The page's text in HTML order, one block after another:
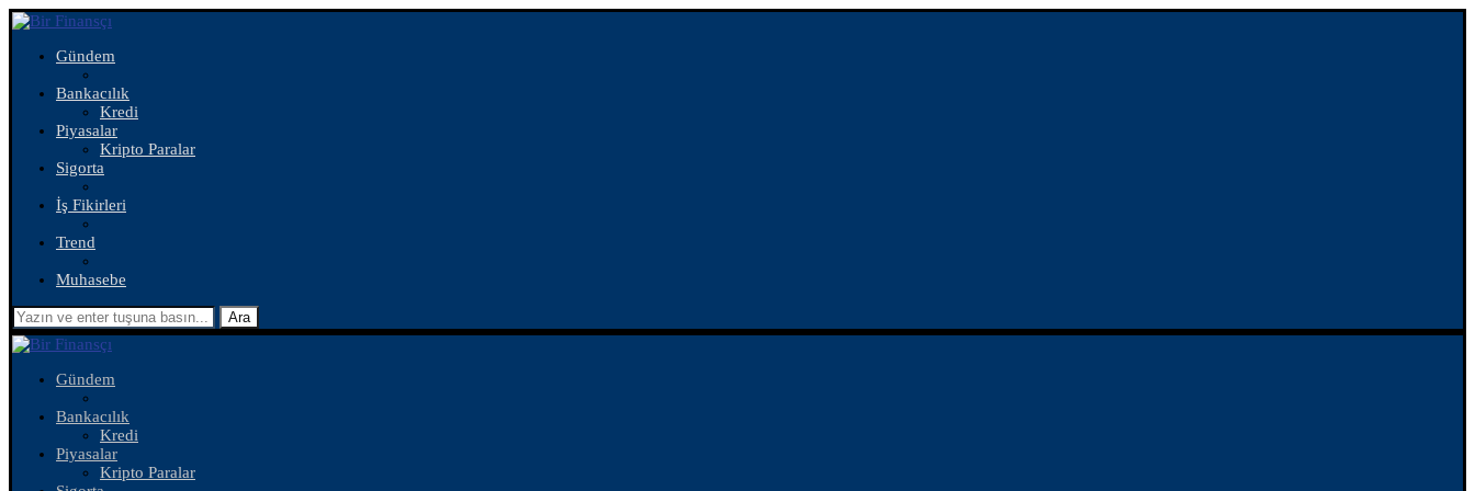
Gündem
Bankacılık
Kredi
Piyasalar
Kripto Paralar
Sigorta
İş Fikirleri
Trend
Muhasebe
Ara
Gündem
Bankacılık
Kredi
Piyasalar
Kripto Paralar